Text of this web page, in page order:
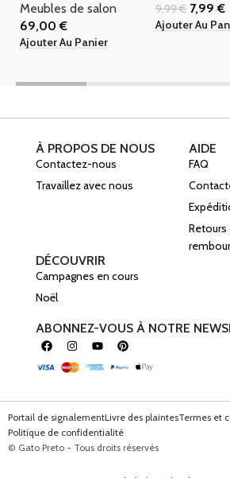
Meubles de salon
69,00€
Ajouter Au Panier
9,99€ 7,99€
Ajouter Au
À PROPOS DE NOUS
Contactez-nous
Travaillez avec nous
AIDE
FAQ
Retours
DÉCOUVRIR
Campagnes en cours
Noël
ABONNEZ-VOUS À NOTRE
Portail de signalementLivre des plaintesTermes et
Politique de confidentialité
© Gato Preto - Tous droits réservés